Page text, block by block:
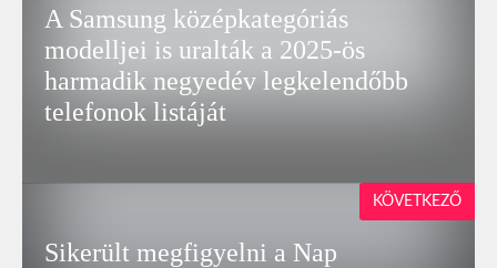
A Samsung középkategóriás
modelljei is uralták a 2025-ös
harmadik negyedév legkelendőbb
telefonok listáját
Sikerült megfigyelni a Nap
KÖVETKEZŐ